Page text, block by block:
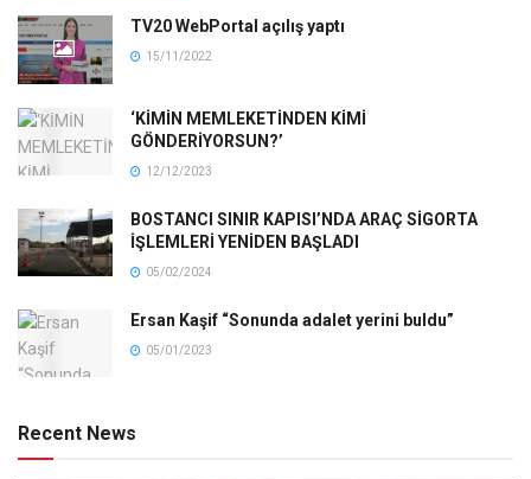
TV20 WebPortal açılış yaptı
15/11/2022
‘KİMİN MEMLEKETİNDEN KİMİ
GÖNDERİYORSUN?’
12/12/2023
BOSTANCI SINIR KAPISI’NDA ARAÇ SİGORTA
İŞLEMLERİ YENİDEN BAŞLADI
05/02/2024
Ersan Kaşif “Sonunda adalet yerini buldu”
05/01/2023
Recent News